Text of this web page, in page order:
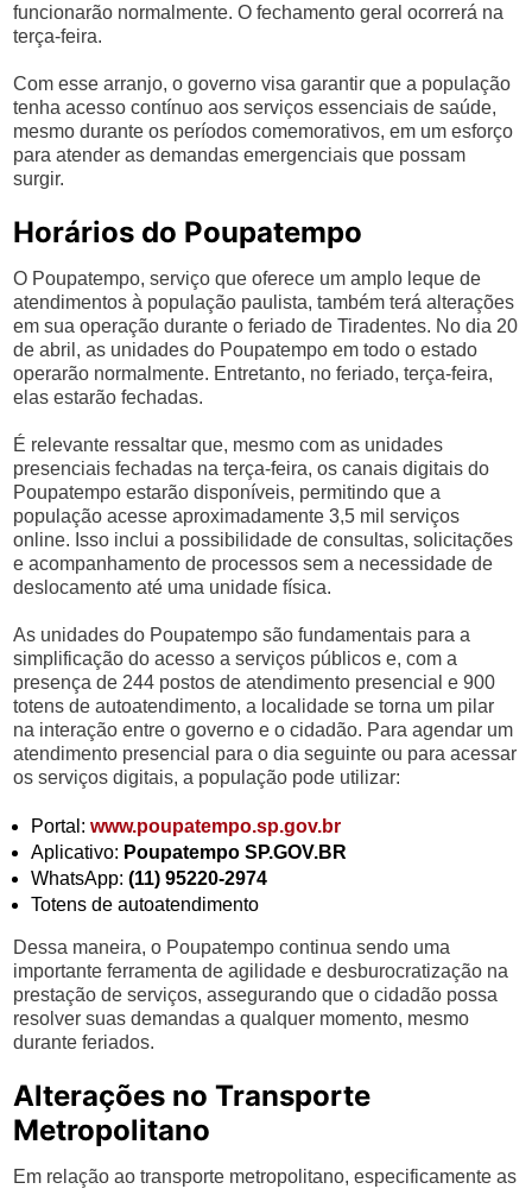
funcionarão normalmente. O fechamento geral ocorrerá na
terça-feira.
Com esse arranjo, o governo visa garantir que a população
tenha acesso contínuo aos serviços essenciais de saúde,
mesmo durante os períodos comemorativos, em um esforço
para atender as demandas emergenciais que possam
surgir.
Horários do Poupatempo
O Poupatempo, serviço que oferece um amplo leque de
atendimentos à população paulista, também terá alterações
em sua operação durante o feriado de Tiradentes. No dia 20
de abril, as unidades do Poupatempo em todo o estado
operarão normalmente. Entretanto, no feriado, terça-feira,
elas estarão fechadas.
É relevante ressaltar que, mesmo com as unidades
presenciais fechadas na terça-feira, os canais digitais do
Poupatempo estarão disponíveis, permitindo que a
população acesse aproximadamente 3,5 mil serviços
online. Isso inclui a possibilidade de consultas, solicitações
e acompanhamento de processos sem a necessidade de
deslocamento até uma unidade física.
As unidades do Poupatempo são fundamentais para a
simplificação do acesso a serviços públicos e, com a
presença de 244 postos de atendimento presencial e 900
totens de autoatendimento, a localidade se torna um pilar
na interação entre o governo e o cidadão. Para agendar um
atendimento presencial para o dia seguinte ou para acessar
os serviços digitais, a população pode utilizar:
Portal:www.poupatempo.sp.gov.br
Aplicativo: Poupatempo SP.GOV.BR
WhatsApp:(11) 95220-2974
Totens de autoatendimento
Dessa maneira, o Poupatempo continua sendo uma
importante ferramenta de agilidade e desburocratização na
prestação de serviços, assegurando que o cidadão possa
resolver suas demandas a qualquer momento, mesmo
durante feriados.
Alterações no Transporte
Metropolitano
Em relação ao transporte metropolitano, especificamente as